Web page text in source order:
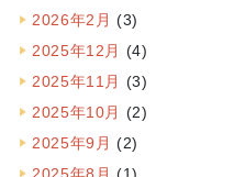
2026年2月 (3)
2025年12月 (4)
2025年11月 (3)
2025年10月 (2)
2025年9月 (2)